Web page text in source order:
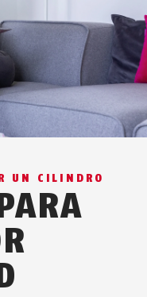
UN CILINDRO